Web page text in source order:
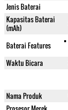
Jenis Baterai
Kapasitas Baterai
(mAh)
Baterai Features
Waktu Bicara
Nama Produk